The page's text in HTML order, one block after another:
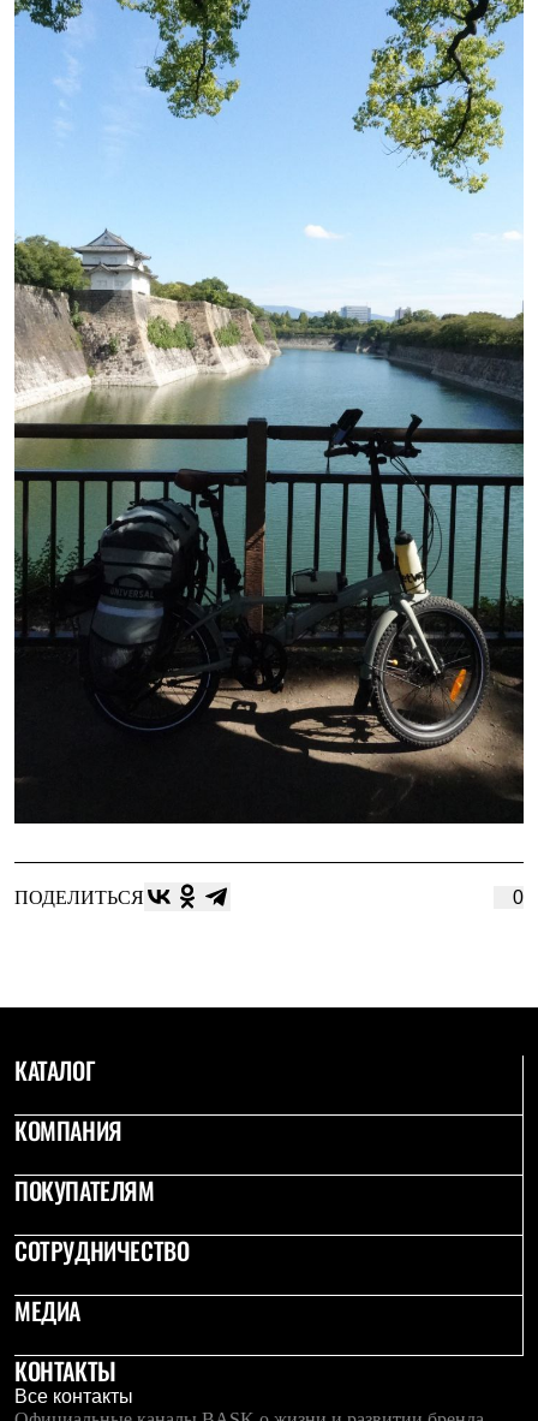
ПОДЕЛИТЬСЯ 0
КАТАЛОГ
КОМПАНИЯ
ПОКУПАТЕЛЯМ
СОТРУДНИЧЕСТВО
МЕДИА
КОНТАКТЫ
Все контакты